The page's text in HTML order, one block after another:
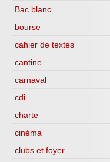
Bac blanc
bourse
cahier de textes
cantine
carnaval
cdi
charte
cinéma
clubs et foyer